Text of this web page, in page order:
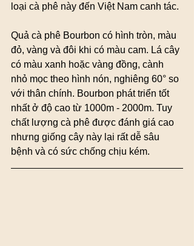
loại cà phê này đến Việt Nam canh tác.
Quả cà phê Bourbon có hình tròn, màu
đỏ, vàng và đôi khi có màu cam. Lá cây
có màu xanh hoặc vàng đồng, cành
nhỏ mọc theo hình nón, nghiêng 60° so
với thân chính. Bourbon phát triển tốt
nhất ở độ cao từ 1000m - 2000m. Tuy
chất lượng cà phê được đánh giá cao
nhưng giống cây này lại rất dễ sâu
bệnh và có sức chống chịu kém.